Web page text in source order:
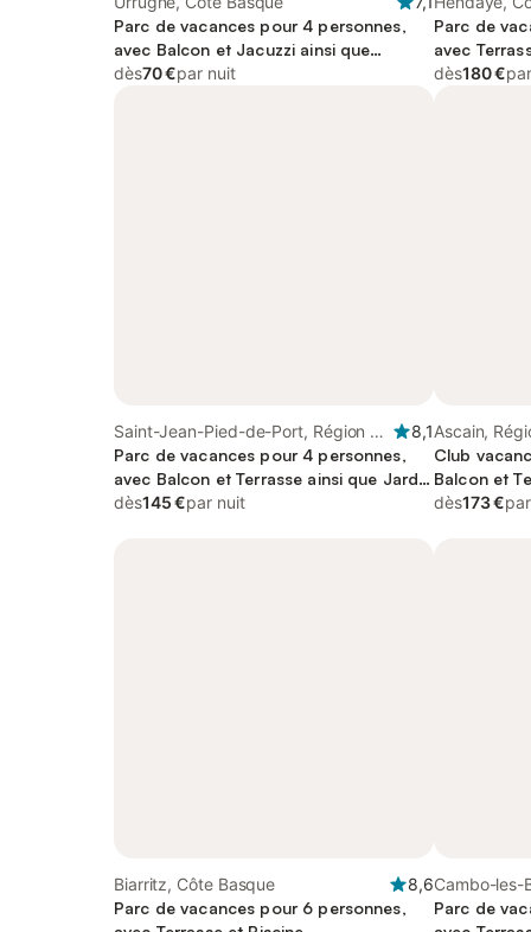
Parc de vacances pour 4 personnes,
avec Balcon et Jacuzzi ainsi que
Terrasse et Jardin
dès70 €par nuit
Parc de
avec
Piscine
dès180 €
Saint-Jean-Pied-de-Port, Région de
Bayonne
8,1
Parc de vacances pour 4 personnes,
avec Balcon et Terrasse ainsi que Jardin
et Bassin pour enfant
dès145 €par nuit
Ascain,
Club
Balcon et
Piscine
dès173 €
Biarritz, Côte Basque
8,6
Parc de vacances pour 6 personnes,
Cambo-les-
Bayonne
Parc de